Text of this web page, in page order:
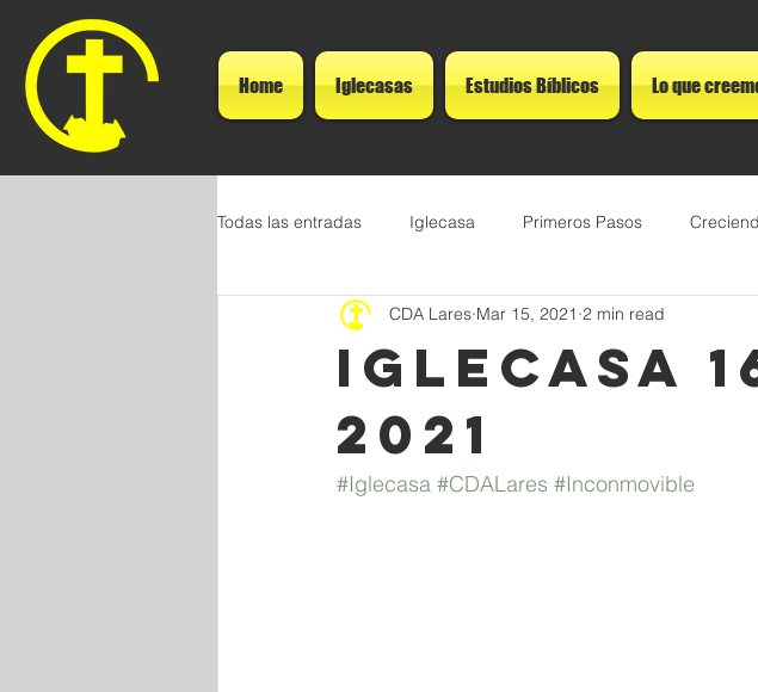
Home Iglecasas Estudios Bíblicos Lo que
Todas las entradas Iglecasa Primeros Pasos
IGLECASA
2021
CDA Lares Mar 15, 2021 2 min read
#Iglecasa #CDALares #Inconmovible